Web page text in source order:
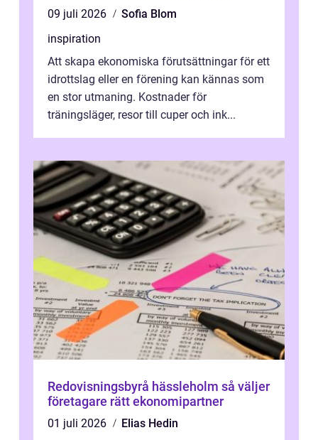
09 juli 2026
Sofia Blom
inspiration
Att skapa ekonomiska förutsättningar för ett
idrottslag eller en förening kan kännas som
en stor utmaning. Kostnader för
träningsläger, resor till cuper och ink...
Redovisningsbyrå hässleholm så väljer
företagare rätt ekonomipartner
01 juli 2026
Elias Hedin